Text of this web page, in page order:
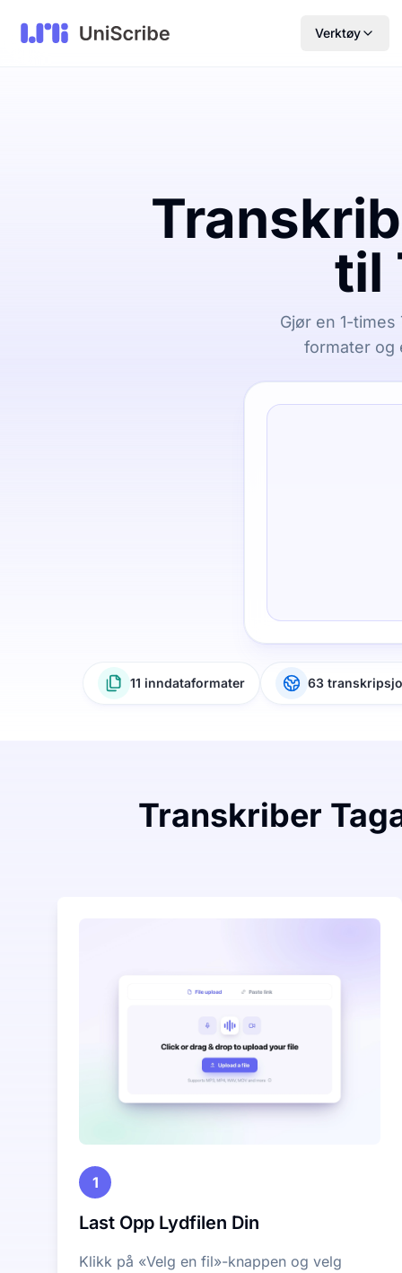
Verktøy
til
Gjør en 1-
formater og
11 inndataformater 63
Transkriber
1
Last Opp Lydfilen Din
Klikk på «Velg en fil»-knappen og velg